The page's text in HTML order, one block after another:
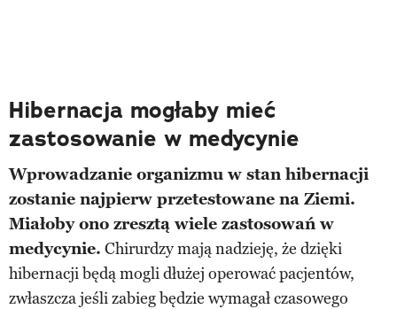
Hibernacja mogłaby mieć
zastosowanie w medycynie
Wprowadzanie organizmu w stan hibernacji
zostanie najpierw przetestowane na Ziemi.
Miałoby ono zresztą wiele zastosowań w
medycynie. Chirurdzy mają nadzieję, że dzięki
hibernacji będą mogli dłużej operować pacjentów,
zwłaszcza jeśli zabieg będzie wymagał czasowego